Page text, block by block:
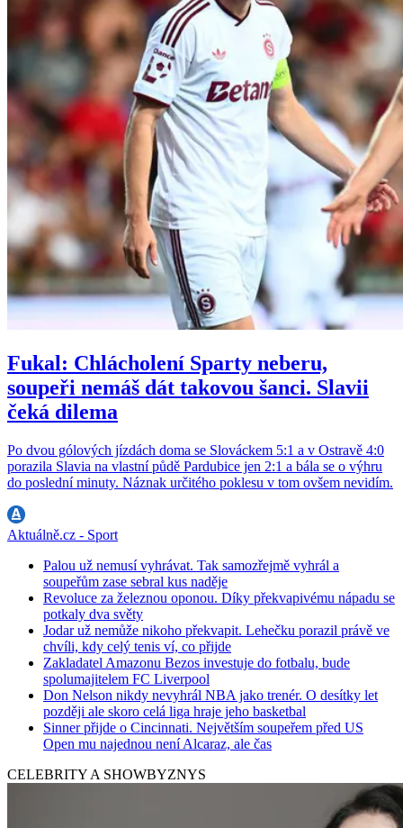
Fukal: Chlácholení Sparty neberu,
soupeři nemáš dát takovou šanci. Slavii
čeká dilema
Po dvou gólových jízdách doma se Slováckem 5:1 a v Ostravě 4:0
porazila Slavia na vlastní půdě Pardubice jen 2:1 a bála se o výhru
do poslední minuty. Náznak určitého poklesu v tom ovšem nevidím.
Aktuálně.cz - Sport
Palou už nemusí vyhrávat. Tak samozřejmě vyhrál a
soupeřům zase sebral kus naděje
Revoluce za železnou oponou. Díky překvapivému nápadu se
potkaly dva světy
Jodar už nemůže nikoho překvapit. Lehečku porazil právě ve
chvíli, kdy celý tenis ví, co přijde
Zakladatel Amazonu Bezos investuje do fotbalu, bude
spolumajitelem FC Liverpool
Don Nelson nikdy nevyhrál NBA jako trenér. O desítky let
později ale skoro celá liga hraje jeho basketbal
Sinner přijde o Cincinnati. Největším soupeřem před US
Open mu najednou není Alcaraz, ale čas
CELEBRITY A SHOWBYZNYS